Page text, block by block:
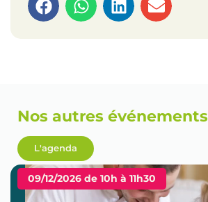
Nos autres événements
L'agenda
09/12/2026 de 10h à 11h30